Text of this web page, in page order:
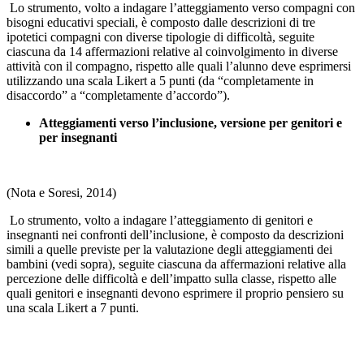
Lo strumento, volto a indagare l’atteggiamento verso compagni con
bisogni educativi speciali, è composto dalle descrizioni di tre
ipotetici compagni con diverse tipologie di difficoltà, seguite
ciascuna da 14 affermazioni relative al coinvolgimento in diverse
attività con il compagno, rispetto alle quali l’alunno deve esprimersi
utilizzando una scala Likert a 5 punti (da “completamente in
disaccordo” a “completamente d’accordo”).
Atteggiamenti verso l’inclusione, versione per genitori e
per insegnanti
(Nota e Soresi, 2014)
Lo strumento, volto a indagare l’atteggiamento di genitori e
insegnanti nei confronti dell’inclusione, è composto da descrizioni
simili a quelle previste per la valutazione degli atteggiamenti dei
bambini (vedi sopra), seguite ciascuna da affermazioni relative alla
percezione delle difficoltà e dell’impatto sulla classe, rispetto alle
quali genitori e insegnanti devono esprimere il proprio pensiero su
una scala Likert a 7 punti.